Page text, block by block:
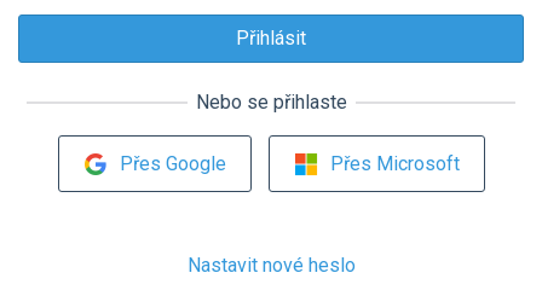
Nebo se přihlaste
Přes Google Přes Microsoft
Nastavit nové heslo